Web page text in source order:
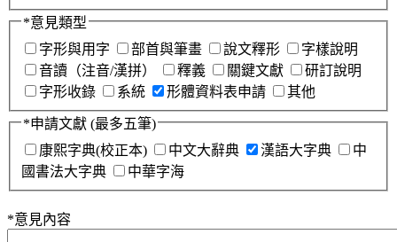
*意見類型
字形與用字
部首與筆畫 說文釋形
字樣說明
音讀（注音/漢拼）
釋義 關鍵文獻
研訂說明
字形收錄
系統 形體資料表申請 其他
*申請文獻 (最多五筆)
康熙字典(校正本)
中文大辭典 漢語大字典
中
國書法大字典
中華字海
*意見內容